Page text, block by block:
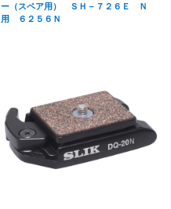
ー（スペア用） ＳＨ－７２６Ｅ Ｎ
用 ６２５６Ｎ